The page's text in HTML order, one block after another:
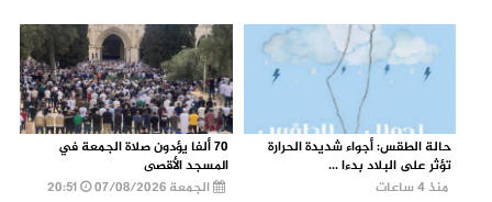
حالة الطقس: أجواء شديدة الحرارة
تؤثر على البلاد بدءا ...
منذ 4 ساعات
70 ألفا يؤدون صلاة الجمعة في
المسجد الأقصى
الجمعة 07/08/2026
20:51